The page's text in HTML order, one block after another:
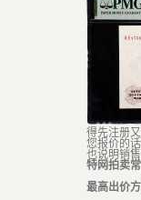
得先注册
您报价的
也说明销
特网拍卖
最高出价